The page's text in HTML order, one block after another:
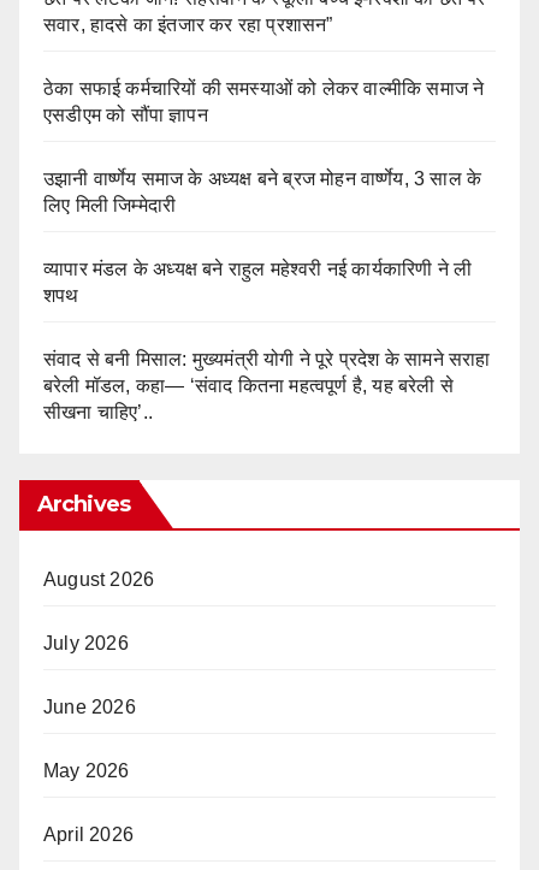
सवार, हादसे का इंतजार कर रहा प्रशासन”
ठेका सफाई कर्मचारियों की समस्याओं को लेकर वाल्मीकि समाज ने
एसडीएम को सौंपा ज्ञापन
उझानी वार्ष्णेय समाज के अध्यक्ष बने ब्रज मोहन वार्ष्णेय, 3 साल के
लिए मिली जिम्मेदारी
व्यापार मंडल के अध्यक्ष बने राहुल महेश्वरी नई कार्यकारिणी ने ली
शपथ
संवाद से बनी मिसाल: मुख्यमंत्री योगी ने पूरे प्रदेश के सामने सराहा
बरेली मॉडल, कहा— ‘संवाद कितना महत्वपूर्ण है, यह बरेली से
सीखना चाहिए’..
Archives
August 2026
July 2026
June 2026
May 2026
April 2026